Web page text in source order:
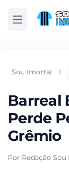
Abrir menu
Sou Imortal
Barreal
Perde
Grêmio
Por Redação Sou